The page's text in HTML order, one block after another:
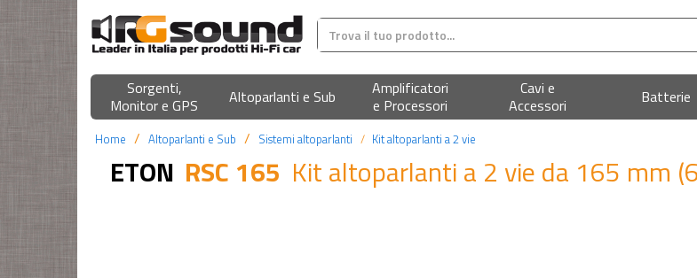
Sorgenti,
Monitor e GPS
Altoparlanti e Sub
Amplificatori
e Processori
Cavi e
Accessori
Batterie
Home Altoparlanti e Sub Sistemi altoparlanti Kit altoparlanti a 2 vie
ETON RSC 165 Kit altoparlanti a 2 vie da 165 mm